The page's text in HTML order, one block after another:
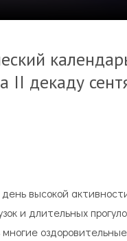
II декаду
день высокой
и длительных